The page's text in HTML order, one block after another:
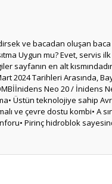
ve bacadan oluşan
Uygun mu? Evet, servis
sayfanın en alt
2024 Tarihleri Arasında,
Neo 20 / İnidens
Üstün teknolojiye sahip
ve çevre dostu kombi• A
Pirinç hidroblok